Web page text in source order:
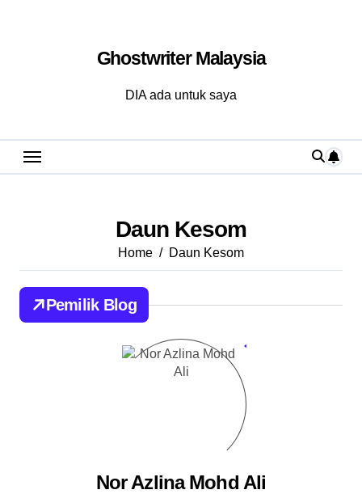
Ghostwriter Malaysia
DIA ada untuk saya
Daun Kesom
Home Daun Kesom
Pemilik Blog
Nor Azlina Mohd Ali